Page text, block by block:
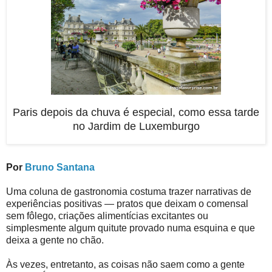
Paris depois da chuva é especial, como essa tarde
no Jardim de Luxemburgo
Por Bruno Santana
Uma coluna de gastronomia costuma trazer narrativas de
experiências positivas — pratos que deixam o comensal
sem fôlego, criações alimentícias excitantes ou
simplesmente algum quitute provado numa esquina e que
deixa a gente no chão.
Às vezes, entretanto, as coisas não saem como a gente